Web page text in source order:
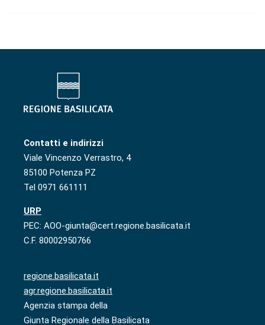
Contatti e indirizzi
Viale Vincenzo Verrastro, 4
85100 Potenza PZ
Tel 0971 661111
URP
PEC: AOO-giunta@cert.regione.basilicata.it
C.F. 80002950766
regione.basilicata.it
agr.regione.basilicata.it
Agenzia stampa della
Giunta Regionale della Basilicata